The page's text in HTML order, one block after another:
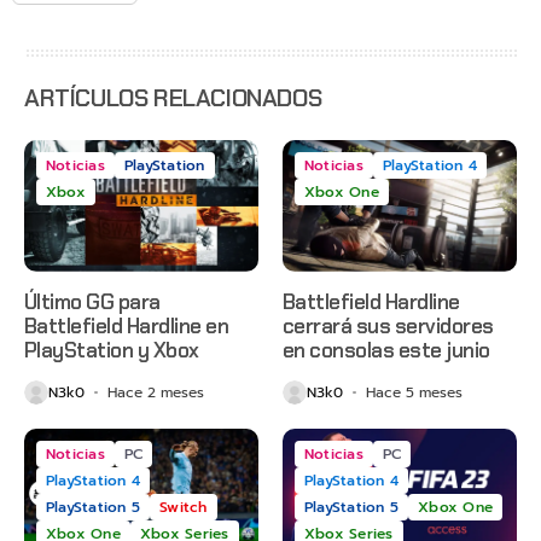
ARTÍCULOS RELACIONADOS
Noticias
PlayStation
Xbox
Último GG para
Battlefield Hardline en
PlayStation y Xbox
N3k0 Hace 2 meses
Noticias
PlayStation 4
Xbox One
Battlefield Hardline
cerrará sus servidores
en consolas este junio
N3k0 Hace 5 meses
Noticias
PC
PlayStation 4
PlayStation 5
Switch
Xbox One
Xbox Series
Noticias
PC
PlayStation 4
PlayStation 5
Xbox One
Xbox Series